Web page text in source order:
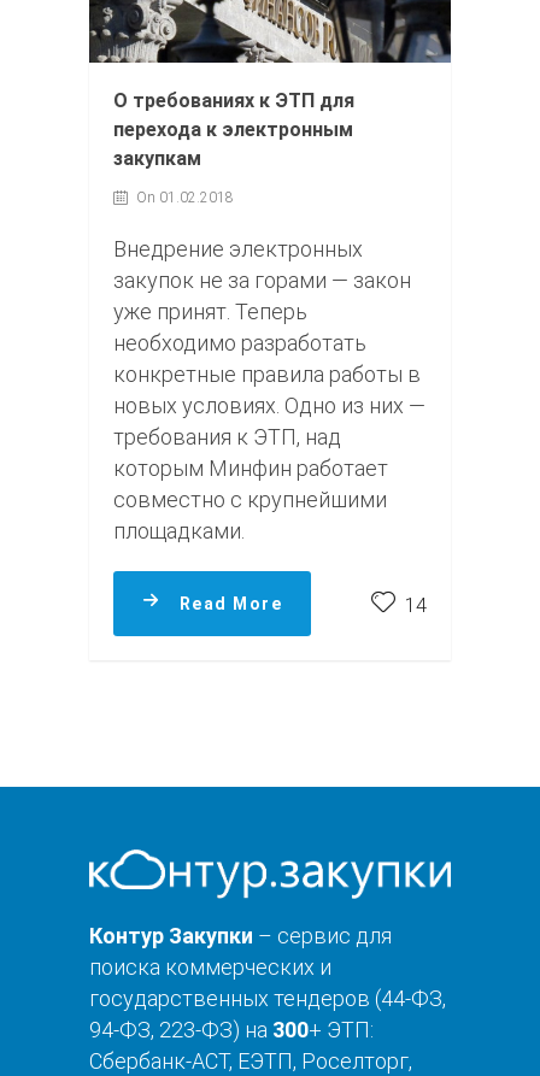
О требованиях к ЭТП для
перехода к электронным
закупкам
On 01.02.2018
Внедрение электронных
закупок не за горами — закон
уже принят. Теперь
необходимо разработать
конкретные правила работы в
новых условиях. Одно из них —
требования к ЭТП, над
которым Минфин работает
совместно с крупнейшими
площадками.
Read More 14
Контур Закупки – сервис для
поиска коммерческих и
государственных тендеров (44-ФЗ,
94-ФЗ, 223-ФЗ) на 300+ ЭТП:
Сбербанк-АСТ, ЕЭТП, Роселторг,